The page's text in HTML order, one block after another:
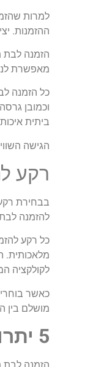
למרות
ההזמנות.
הזמנה לבת
מאפשרת
וכמובן
ביתית
הגישה
רקע
בבחירת
להזמנה
כל רקע
מלאכותית.
לקולקציה
כאשר
מושלם בין
5 יתרונות מרכזיים להזמנה לבת מצווה עם תמונה